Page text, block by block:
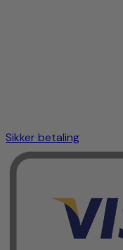
Sikker betaling